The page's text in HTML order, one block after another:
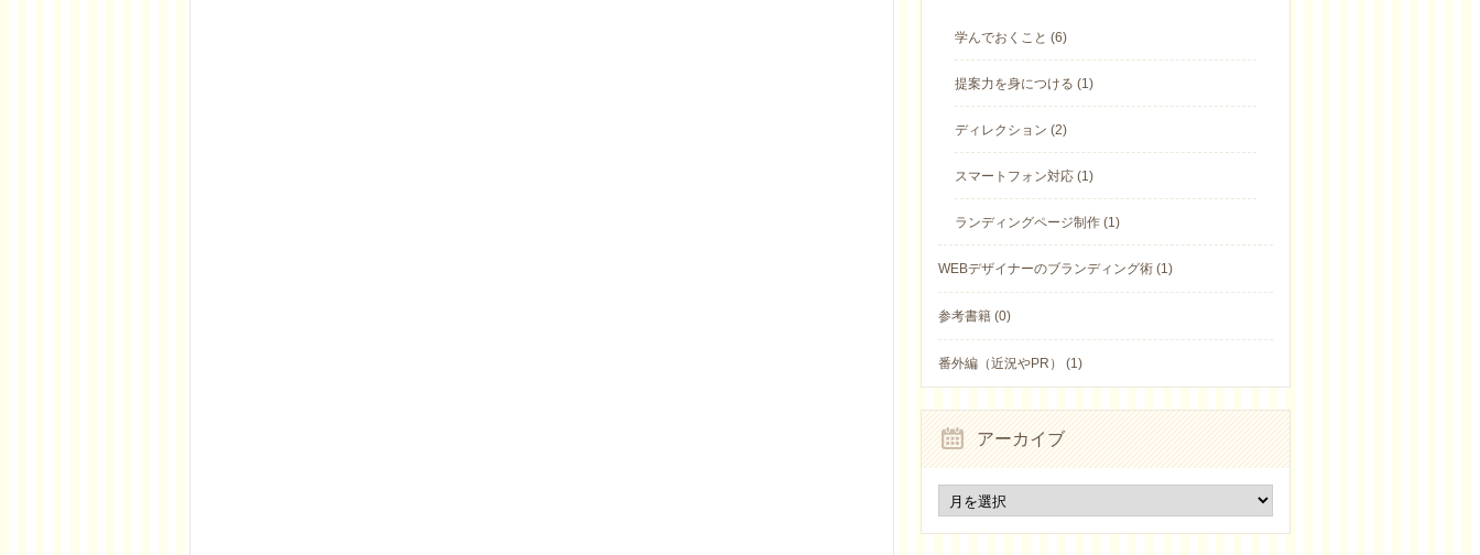
学んでおくこと (6)
提案力を身につける (1)
ディレクション (2)
スマートフォン対応 (1)
ランディングページ制作 (1)
WEBデザイナーのブランディング術 (1)
参考書籍 (0)
番外編（近況やPR） (1)
アーカイブ